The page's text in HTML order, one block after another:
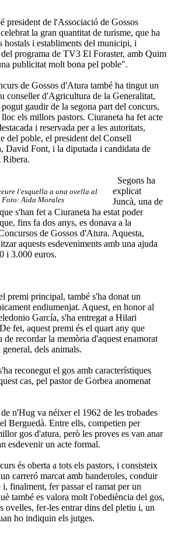
president de l'Associació de Gossos
la gran quantitat de turisme, que ha
hostals i establiments del municipi, i
programa de TV3 El Foraster, amb Quim
publicitat molt bona pel poble".
de Gossos d'Atura també ha tingut un
conseller d'Agricultura de la Generalitat,
gaudir de la segona part del concurs,
els millors pastors. Ciuraneta ha fet acte
i reservada per a les autoritats,
del poble, el president del Consell
David Font, i la diputada i candidata de
Ribera.
l'esquella a una ovella al
Foto: Aida Morales
Segons ha
explicat
Juncà, una de
s'han fet a Ciuraneta ha estat poder
fins fa dos anys, es donava a la
de Gossos d'Atura. Aquesta,
aquests esdeveniments amb una ajuda
i 3.000 euros.
premi principal, també s'ha donat un
endiumenjat. Aquest, en honor al
García, s'ha entregat a Hilari
fet, aquest premi és el quart any que
de recordar la memòria d'aquest enamorat
dels animals.
reconegut el gos amb característiques
cas, pel pastor de Gorbea anomenat
n'Hug va néixer el 1962 de les trobades
Berguedà. Entre ells, competien per
gos d'atura, però les proves es van anar
esdevenir un acte formal.
és oberta a tots els pastors, i consisteix
carreró marcat amb banderoles, conduir
finalment, fer passar el ramat per un
també es valora molt l'obediència del gos,
ovelles, fer-les entrar dins del pletiu i, un
ho indiquin els jutges.